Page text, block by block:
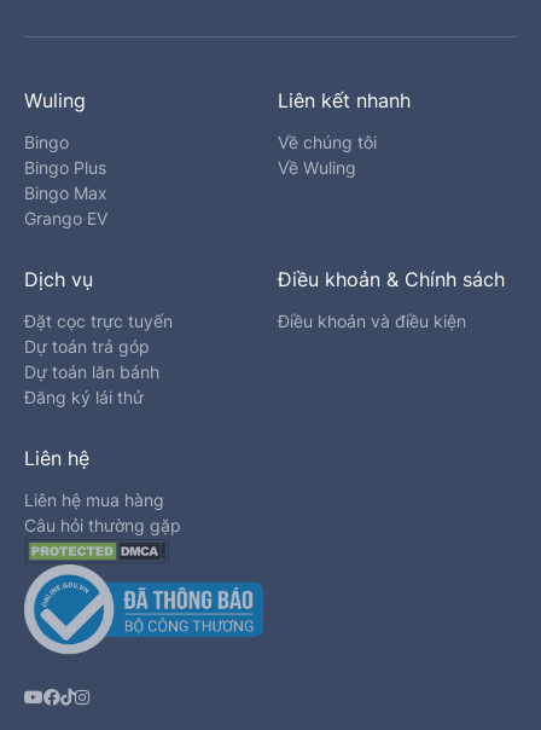
Wuling
Bingo
Bingo Plus
Bingo Max
Grango EV
Liên kết nhanh
Về chúng tôi
Về Wuling
Dịch vụ
Đặt cọc trực tuyến
Dự toán trả góp
Dự toán lăn bánh
Đăng ký lái thử
Điều khoản & Chính sách
Điều khoản và điều kiện
Liên hệ
Liên hệ mua hàng
Câu hỏi thường gặp